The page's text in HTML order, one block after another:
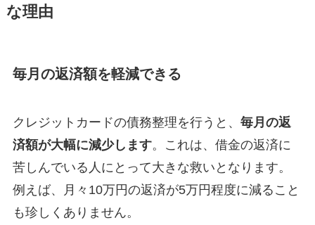
な理由
毎月の返済額を軽減できる
クレジットカードの債務整理を行うと、 毎月の返
済額が大幅に減少します。これは、借金の返済に
苦しんでいる人にとって大きな救いとなります。
例えば、月々10万円の返済が5万円程度に減ること
も珍しくありません。